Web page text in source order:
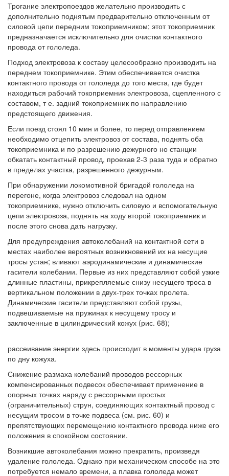
Трогание электропоездов желательно производить с
дополнительно поднятым предварительно отключенным от
силовой цепи передним токоприемником; этот токоприемник
предназначается исключительно для очистки контактного
провода от гололеда.
Подход электровоза к составу целесообразно производить на
переднем токоприемнике. Этим обеспечивается очистка
контактного провода от гололеда до того места, где будет
находиться рабочий токоприемник электровоза, сцепленного с
составом, т е. задний токоприемник по направлению
предстоящего движения.
Если поезд стоял 10 мин и более, то перед отправлением
необходимо отцепить электровоз от состава, поднять оба
токоприемника и по разрешению дежурного но станции
обкатать контактный провод, проехав 2-3 раза туда и обратно
в пределах участка, разрешенного дежурным.
При обнаружении локомотивной бригадой гололеда на
перегоне, когда электровоз следовал на одном
токоприемнике, нужно отключить силовую и вспомогательную
цепи электровоза, поднять на ходу второй токоприемник и
после этого снова дать нагрузку.
Для предупреждения автоколебаний на контактной сети в
местах наиболее вероятных возникновений их на несущие
тросы устан; вливают аэродинамические и динамические
гасители колебании. Первые из них представляют собой узкие
длинные пластины, прикрепляемые снизу несущего троса в
вертикальном положении в двух-трех точках пролета.
Динамические гасители представляют собой грузы,
подвешиваемые на пружинах к несущему тросу и
заключенные в цилиндрический кожух (рис. 68);
рассеивание энергии здесь происходит в моменты удара груза
по дну кожуха.
Снижение размаха колебаний проводов рессорных
компенсированных подвесок обеспечивает применение в
опорных точках наряду с рессорными простых
(ограничительных) струн, соединяющих контактный провод с
несущим тросом в точке подвеса (см. рис. 60) и
препятствующих перемещению контактного провода ниже его
положения в спокойном состоянии.
Возникшие автоколебания можно прекратить, произведя
удаление гололеда. Однако при механическом способе на это
потребуется немало времени, а плавка гололеда может